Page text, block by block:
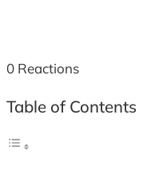
0 Reactions
Table of Contents